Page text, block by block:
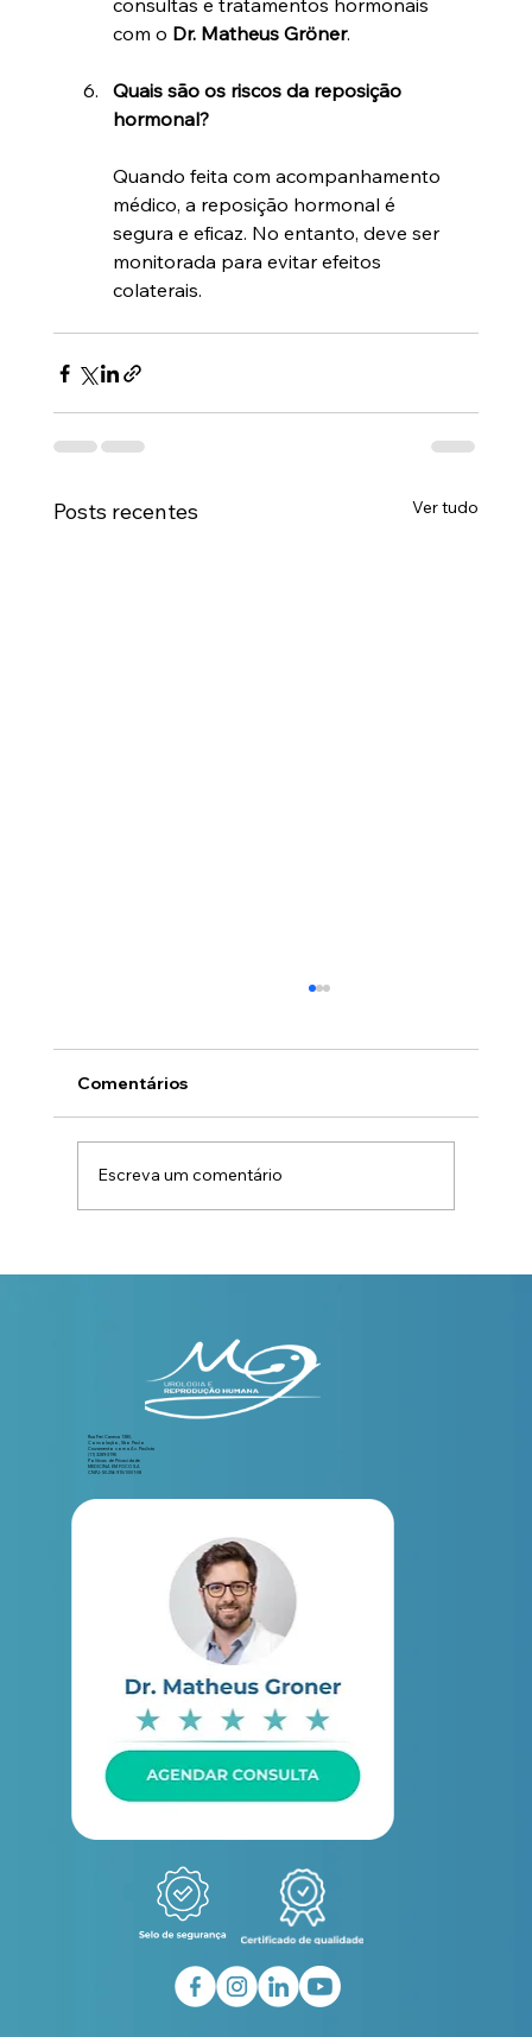
consultas e tratamentos hormonais
com o Dr. Matheus Gröner.
Quais são os riscos da reposição
hormonal?
Quando feita com acompanhamento
médico, a reposição hormonal é
segura e eficaz. No entanto, deve ser
monitorada para evitar efeitos
colaterais.
Posts recentes Ver tudo
Comentários
Escreva um comentário
Rua Frei Caneca 1380,
Consolação, São Paulo
Cruzamento com a Av. Paulista
(11) 3289-3195
Políticas de Privacidade
MEDICINA EM FOCO S.A
CNPJ: 50.256.910/0001-08